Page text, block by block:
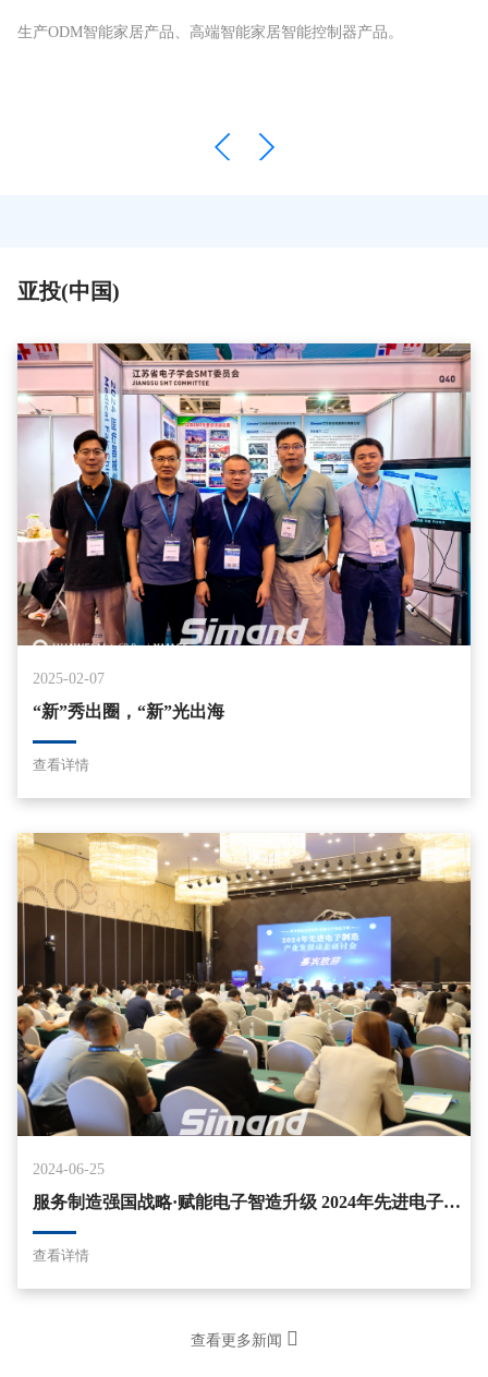
生产ODM智能家居产品、高端智能家居智能控制器产品。
亚投(中国)
2025-02-07
“新”秀出圈，“新”光出海
查看详情
2024-06-25
服务制造强国战略·赋能电子智造升级 2024年先进电子制造&产业发展动态研讨会圆满举行
查看详情
查看更多新闻